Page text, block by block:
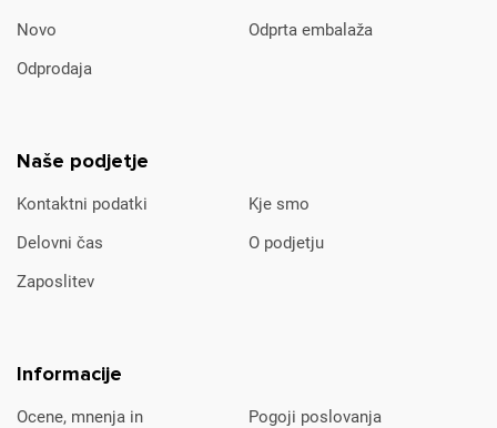
Novo
Odprta embalaža
Odprodaja
Naše podjetje
Kontaktni podatki
Kje smo
Delovni čas
O podjetju
Zaposlitev
Informacije
Ocene, mnenja in
Pogoji poslovanja